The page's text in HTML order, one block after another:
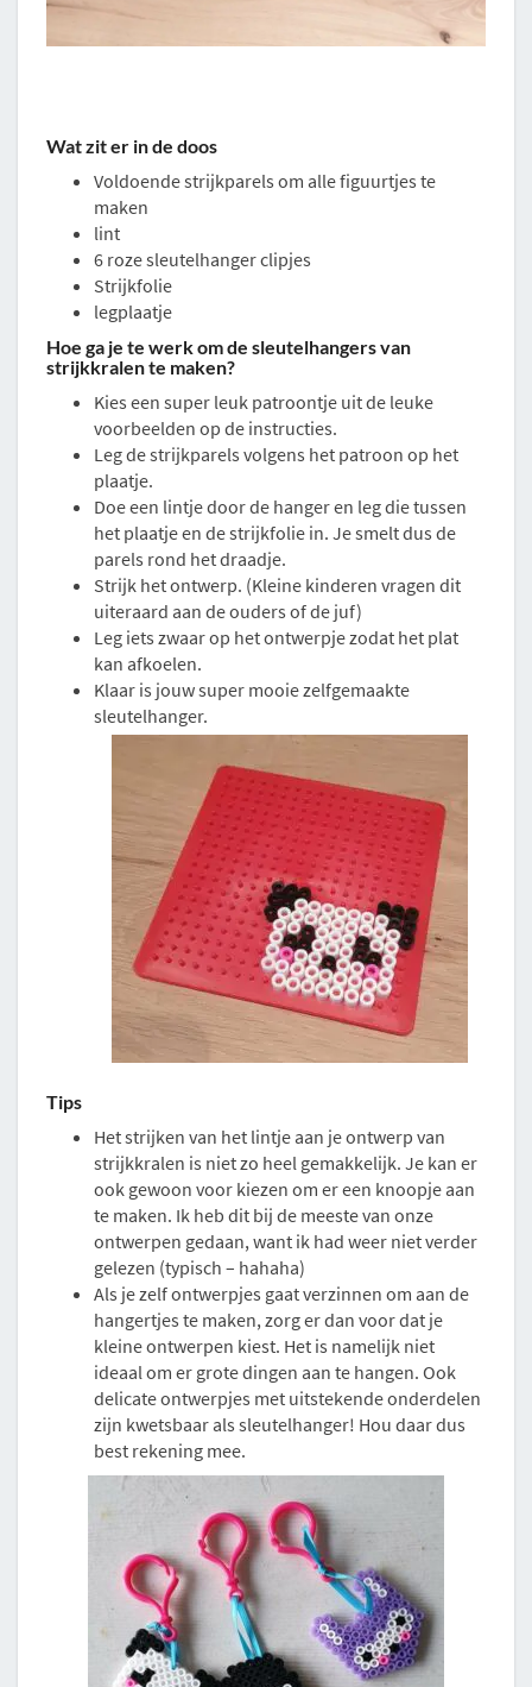
Wat zit er in de doos
Voldoende strijkparels om alle figuurtjes te
maken
lint
6 roze sleutelhanger clipjes
Strijkfolie
legplaatje
Hoe ga je te werk om de sleutelhangers van
strijkkralen te maken?
Kies een super leuk patroontje uit de leuke
voorbeelden op de instructies.
Leg de strijkparels volgens het patroon op het
plaatje.
Doe een lintje door de hanger en leg die tussen
het plaatje en de strijkfolie in. Je smelt dus de
parels rond het draadje.
Strijk het ontwerp. (Kleine kinderen vragen dit
uiteraard aan de ouders of de juf)
Leg iets zwaar op het ontwerpje zodat het plat
kan afkoelen.
Klaar is jouw super mooie zelfgemaakte
sleutelhanger.
Tips
Het strijken van het lintje aan je ontwerp van
strijkkralen is niet zo heel gemakkelijk. Je kan er
ook gewoon voor kiezen om er een knoopje aan
te maken. Ik heb dit bij de meeste van onze
ontwerpen gedaan, want ik had weer niet verder
gelezen (typisch – hahaha)
Als je zelf ontwerpjes gaat verzinnen om aan de
hangertjes te maken, zorg er dan voor dat je
kleine ontwerpen kiest. Het is namelijk niet
ideaal om er grote dingen aan te hangen. Ook
delicate ontwerpjes met uitstekende onderdelen
zijn kwetsbaar als sleutelhanger! Hou daar dus
best rekening mee.